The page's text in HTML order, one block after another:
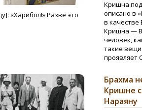
«Харибол!» Разве это
Кришна
описано в
в качестве
Кришна —
человек,
такие
проявляет
Брахма
Кришне
Нараяну